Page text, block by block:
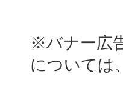
※バナー広
については